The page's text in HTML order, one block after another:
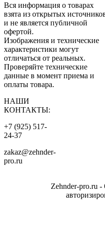
Вся информация о товарах
взята из открытых
и не является публичной
офертой.
Изображения и технические
характеристики могут
отличаться от реальных.
Проверяйте технические
данные в момент приема и
оплаты товара.
НАШИ
КОНТАКТЫ:
+7 (925) 517-
24-37
zakaz@zehnder-
pro.ru
Zehnder-pro.ru